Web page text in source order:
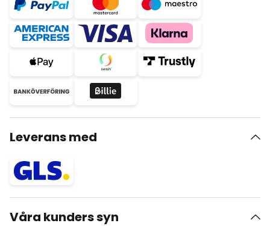
Leverans med
Våra kunders syn